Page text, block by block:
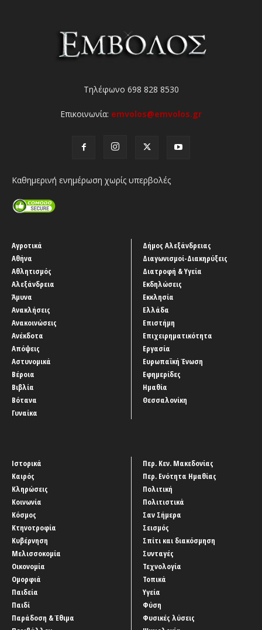
Τηλέφωνο 698 828 8530
Επικοινωνία: emvolos@emvolos.gr
Καθημερινή ενημέρωση χωρίς υπερβολές
Αγροτικά
Αθήνα
Αθλητισμός
Αλεξάνδρεια
Άμυνα
Ανακλήσεις
Ανακοινώσεις
Ανέκδοτα
Απόψεις
Αστυνομικά
Βέροια
Βιβλία
Βότανα
Γυναίκα
Δήμος Αλεξάνδρειας
Διαγωνισμοί-Διακηρύξεις
Διατροφή & Υγεία
Εκδηλώσεις
Εκκλησία
Ελλάδα
Επιστήμη
Επιχειρηματικότητα
Εργασία
Ευρωπαϊκή Ένωση
Εφημερίδες
Ημαθία
Θεσσαλονίκη
Ιστορικά
Καιρός
Κληρώσεις
Κοινωνία
Κόσμος
Κτηνοτροφία
Κυβέρνηση
Μελισσοκομία
Οικονομία
Ομορφιά
Παιδεία
Παιδί
Παράδοση & Έθιμα
Περ. Κεν. Μακεδονίας
Περ. Ενότητα Ημαθίας
Πολιτική
Πολιτιστικά
Σαν Σήμερα
Σεισμός
Σπίτι και διακόσμηση
Συνταγές
Τεχνολογία
Τοπικά
Υγεία
Φύση
Φυσικές λύσεις